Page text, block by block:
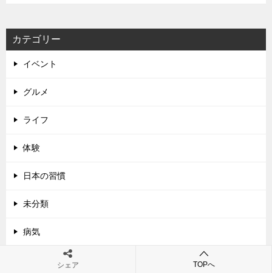
カテゴリー
イベント
グルメ
ライフ
体験
日本の習慣
未分類
病気
シェア TOPへ